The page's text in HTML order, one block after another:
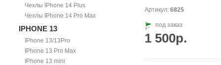
Чехлы IPhone 14 Plus
Чехлы IPhone 14 Pro Max
IPHONE 13
IPhone 13/13Pro
IPhone 13 Pro Max
IPhone 13 mini
Артикул: 6825
под заказ
1 500р.